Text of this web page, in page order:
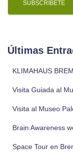
Últimas
KLIMAHAUS
Visita Guiada al
Visita al Museo
Brain Awareness
Space Tour en